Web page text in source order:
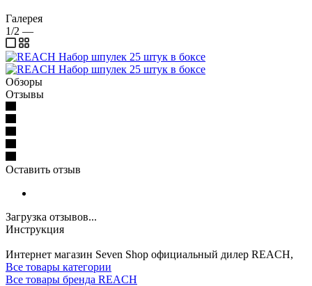
Галерея
1/2 —
Обзоры
Отзывы
Оставить отзыв
Загрузка отзывов...
Инструкция
Интернет магазин Seven Shop официальный дилер REACH,
Все товары категории
Все товары бренда REACH